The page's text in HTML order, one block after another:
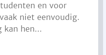
en voor
niet eenvoudig.
kan hen...